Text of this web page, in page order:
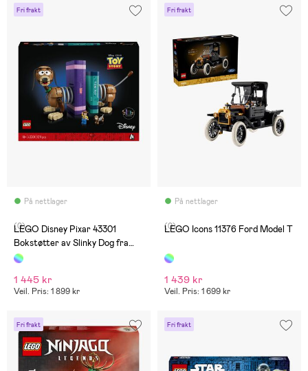
Fri frakt
På nettlager
(0)
LEGO Disney Pixar 43301
Bokstøtter av Slinky Dog fra
Toy Story
1 445 kr
Veil. Pris: 1 899 kr
Fri frakt
På nettlager
(0)
LEGO Icons 11376 Ford Model T
1 439 kr
Veil. Pris: 1 699 kr
Fri frakt Fri frakt